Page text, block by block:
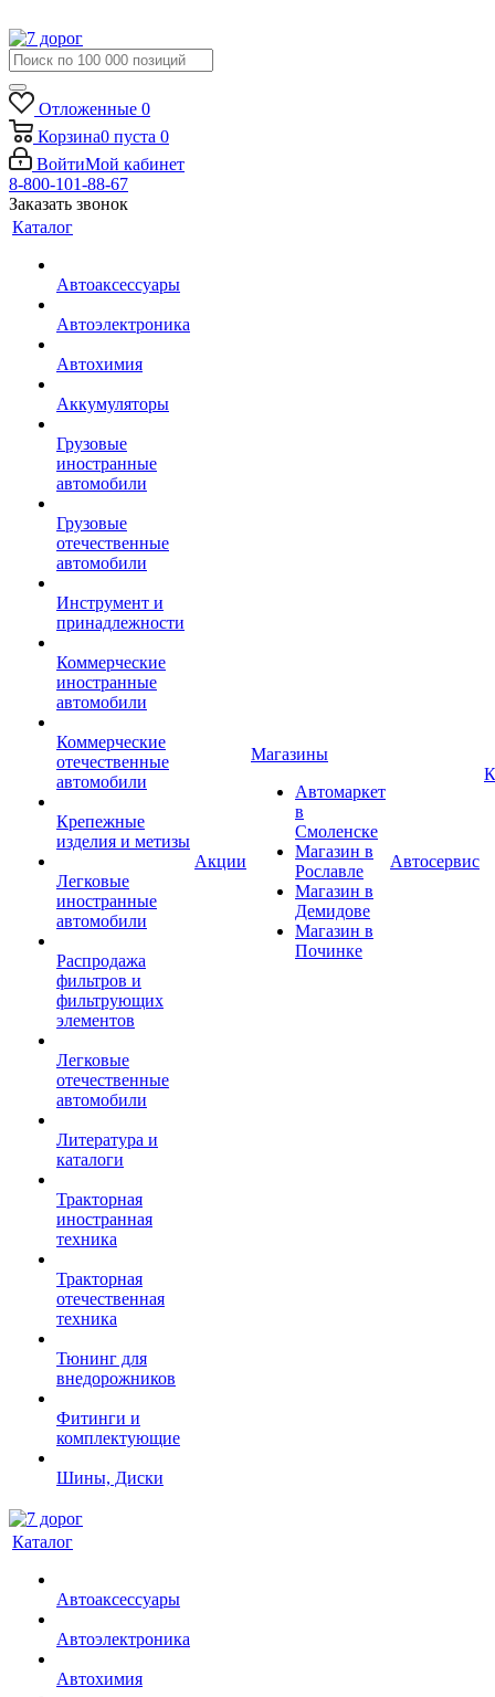
Отложенные 0
Корзина0 пуста 0
ВойтиМой кабинет
8-800-101-88-67
Заказать звонок
Каталог
Автоаксессуары
Автоэлектроника
Автохимия
Аккумуляторы
Грузовые
иностранные
автомобили
Грузовые
отечественные
автомобили
Инструмент и
принадлежности
Коммерческие
иностранные
автомобили
Коммерческие
отечественные
автомобили
Крепежные
изделия и метизы
Легковые
иностранные
автомобили
Распродажа
фильтров и
фильтрующих
элементов
Легковые
отечественные
автомобили
Литература и
каталоги
Тракторная
иностранная
техника
Тракторная
отечественная
техника
Тюнинг для
внедорожников
Фитинги и
комплектующие
Шины, Диски
Акции
Магазины
Автомаркет
в
Смоленске
Магазин в
Рославле
Магазин в
Демидове
Магазин в
Починке
Автосервис
Каталог
Автоаксессуары
Автоэлектроника
Автохимия